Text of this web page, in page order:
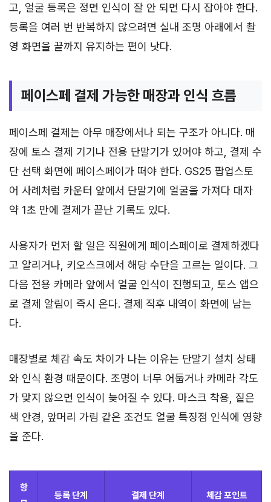
고, 얼굴 등록은 정면 인식이 잘 안 되면 다시 잡아야 한다.
등록을 여러 번 반복하지 않으려면 실내 조명 아래에서 촬
영 화면을 끝까지 유지하는 편이 낫다.
페이스페 결제 가능한 매장과 인식 흐름
페이스페 결제는 아무 매장에서나 되는 구조가 아니다. 매
장에 토스 결제 기기나 전용 단말기가 있어야 하고, 결제 수
단 선택 화면에 페이스페이가 떠야 한다. GS25 팝업스토
어 사례처럼 카운터 앞에서 단말기에 얼굴을 가져다 대자
약 1초 만에 결제가 끝난 기록도 있다.
사용자가 먼저 할 일은 직원에게 페이스페이로 결제하겠다
고 알리거나, 키오스크에서 해당 수단을 고르는 일이다. 그
다음 전용 카메라 앞에서 얼굴 인식이 진행되고, 토스 앱으
로 결제 알림이 즉시 온다. 결제 직후 내역이 화면에 남는
다.
매장별로 체감 속도 차이가 나는 이유는 단말기 설치 상태
와 인식 환경 때문이다. 조명이 너무 어둡거나 카메라 각도
가 맞지 않으면 인식이 늦어질 수 있다. 마스크 착용, 짙은
색 안경, 앞머리 가림 같은 조건도 얼굴 특징점 인식에 영향
을 준다.
항
등록 단계 결제 단계 체감 포인트